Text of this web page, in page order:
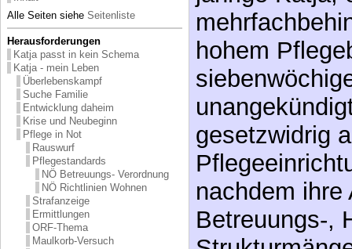
Alle Seiten siehe Seitenliste
Herausforderungen
Katja passt in kein Schema
Katja - mein Leben
Überlebenskampf
Suche Familie
Entwicklung daheim
Krise und Neubeginn
Pflege in Not
Rauswurf
Pflegestandards
NÖ Betreuungs- Verordnung
NÖ Richtlinien Wohnen
Strafanzeige
Ermittlungen
ORF-Thema
Maulkorb-Versuch
hohem
gesetzwidrig
nachdem ihre
Betreuungs-,